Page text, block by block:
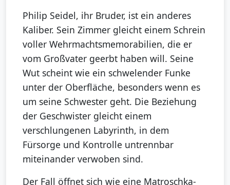
Philip Seidel, ihr Bruder, ist ein anderes
Kaliber. Sein Zimmer gleicht einem Schrein
voller Wehrmachtsmemorabilien, die er
vom Großvater geerbt haben will. Seine
Wut scheint wie ein schwelender Funke
unter der Oberfläche, besonders wenn es
um seine Schwester geht. Die Beziehung
der Geschwister gleicht einem
verschlungenen Labyrinth, in dem
Fürsorge und Kontrolle untrennbar
miteinander verwoben sind.
Der Fall öffnet sich wie eine Matroschka-